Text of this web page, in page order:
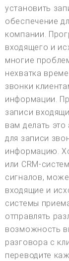
установить
обеспечение
компании.
входящего и
многие
нехватка
звонки
информации.
записи
вам делать
для записи
информацию.
или CRM-
сигналов,
входящие и
системы
отправлять
возможность
разговора с
переводите